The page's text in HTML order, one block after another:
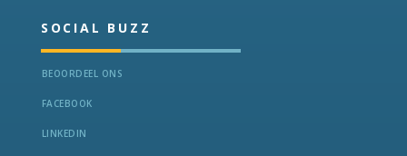
SOCIAL BUZZ
BEOORDEEL ONS
FACEBOOK
LINKEDIN